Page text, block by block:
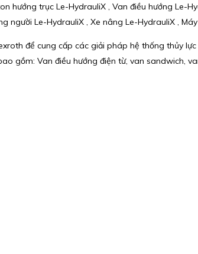
trục Le-HydrauliX , Van điều hướng Le-
người Le-HydrauliX , Xe nâng Le-HydrauliX ,
để cung cấp các giải pháp hệ thống thủy
gồm: Van điều hướng điện từ, van sandwich,